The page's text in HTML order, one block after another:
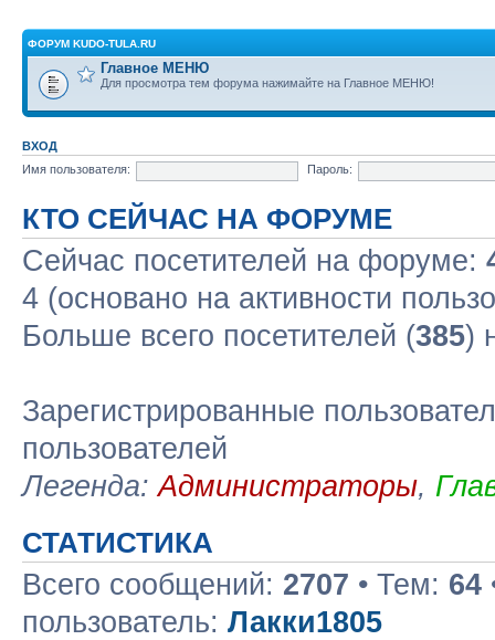
ФОРУМ KUDO-TULA.RU
Главное МЕНЮ
Для просмотра тем форума нажимайте на Главное МЕНЮ!
ВХОД
Имя пользователя:
Пароль:
КТО СЕЙЧАС НА ФОРУМЕ
Сейчас посетителей на форуме:
4 (основано на активности
Больше всего посетителей (385)
Зарегистрированные
пользователей
Легенда:Администраторы,
СТАТИСТИКА
Всего сообщений: 2707 • Тем: 64
пользователь: Лакки1805